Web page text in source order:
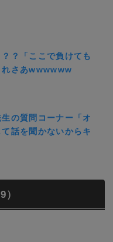
？？「ここで負けても
さあwwwwww
生の質問コーナー「オ
話を聞かないからキ